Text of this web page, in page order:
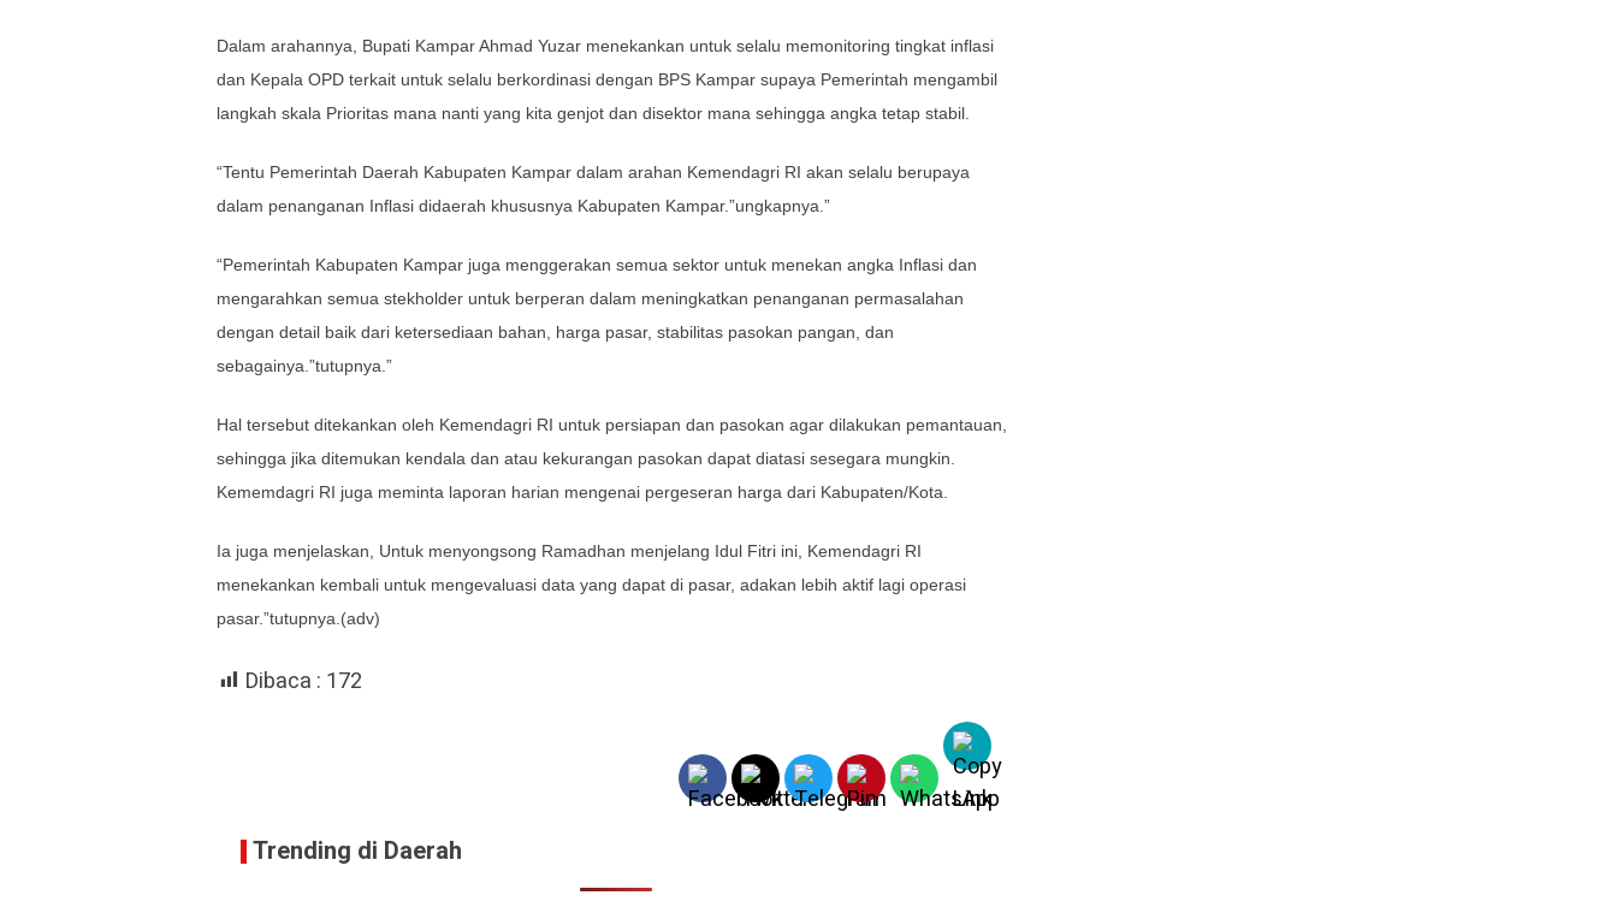
Dalam arahannya, Bupati Kampar Ahmad Yuzar menekankan untuk selalu memonitoring tingkat inflasi
dan Kepala OPD terkait untuk selalu berkordinasi dengan BPS Kampar supaya Pemerintah mengambil
langkah skala Prioritas mana nanti yang kita genjot dan disektor mana sehingga angka tetap stabil.
“Tentu Pemerintah Daerah Kabupaten Kampar dalam arahan Kemendagri RI akan selalu berupaya
dalam penanganan Inflasi didaerah khususnya Kabupaten Kampar.”ungkapnya.”
“Pemerintah Kabupaten Kampar juga menggerakan semua sektor untuk menekan angka Inflasi dan
mengarahkan semua stekholder untuk berperan dalam meningkatkan penanganan permasalahan
dengan detail baik dari ketersediaan bahan, harga pasar, stabilitas pasokan pangan, dan
sebagainya.”tutupnya.”
Hal tersebut ditekankan oleh Kemendagri RI untuk persiapan dan pasokan agar dilakukan pemantauan,
sehingga jika ditemukan kendala dan atau kekurangan pasokan dapat diatasi sesegara mungkin.
Kememdagri RI juga meminta laporan harian mengenai pergeseran harga dari Kabupaten/Kota.
Ia juga menjelaskan, Untuk menyongsong Ramadhan menjelang Idul Fitri ini, Kemendagri RI
menekankan kembali untuk mengevaluasi data yang dapat di pasar, adakan lebih aktif lagi operasi
pasar.”tutupnya.(adv)
Dibaca : 172
Trending di Daerah